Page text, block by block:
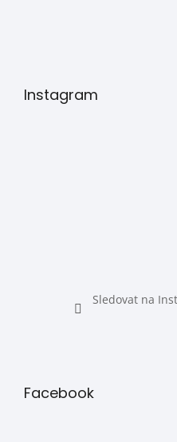
Instagram
Sledovat na
Facebook